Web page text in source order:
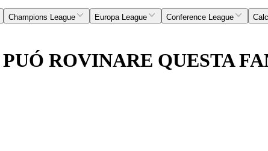
Champions League Europa League Conference League
ROVINARE QUESTA